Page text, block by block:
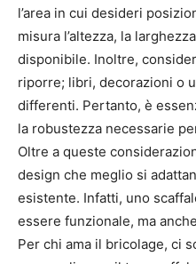
l’area in cui desideri
misura l’altezza, la
disponibile. Inoltre,
riporre; libri, decorazioni o
differenti. Pertanto, è
la robustezza necessarie
Oltre a queste
design che meglio si
esistente. Infatti, uno
essere funzionale, ma
Per chi ama il bricolage, ci